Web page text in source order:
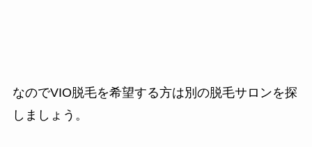
なのでVIO脱毛を希望する方は別の脱毛サロンを探
しましょう。